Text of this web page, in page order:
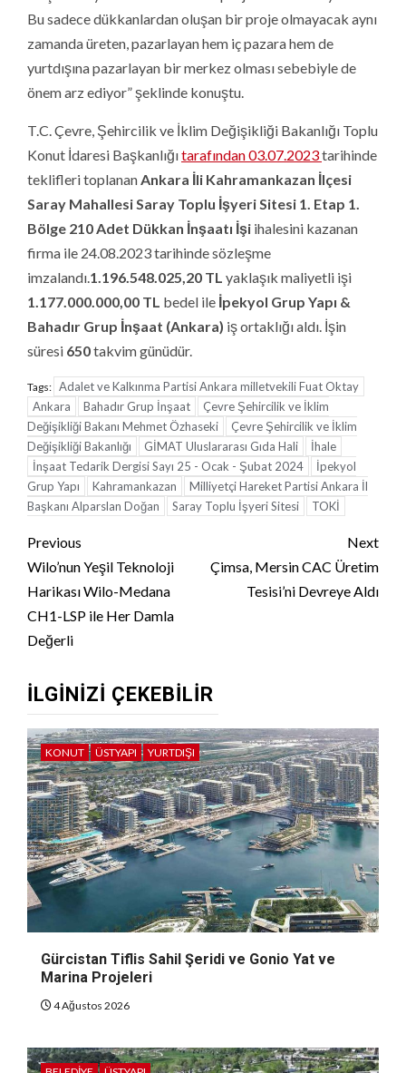
Bu sadece dükkanlardan oluşan bir proje olmayacak aynı
zamanda üreten, pazarlayan hem iç pazara hem de
yurtdışına pazarlayan bir merkez olması sebebiyle de
önem arz ediyor” şeklinde konuştu.
T.C. Çevre, Şehircilik ve İklim Değişikliği Bakanlığı Toplu
Konut İdaresi Başkanlığıtarafından 03.07.2023tarihinde
teklifleri toplananAnkara İli Kahramankazan İlçesi
Saray Mahallesi Saray Toplu İşyeri Sitesi 1. Etap 1.
Bölge 210 Adet Dükkan İnşaatı İşi ihalesini kazanan
firma ile 24.08.2023 tarihinde sözleşme
imzalandı.1.196.548.025,20 TL yaklaşık maliyetli işi
1.177.000.000,00 TL bedel ile İpekyol Grup Yapı &
Bahadır Grup İnşaat (Ankara) iş ortaklığı aldı. İşin
süresi 650takvim günüdür.
Tags: Adalet ve Kalkınma Partisi Ankara milletvekili Fuat Oktay
Ankara
Bahadır Grup İnşaat
Çevre Şehircilik ve İklim
Değişikliği Bakanı Mehmet Özhaseki
Çevre Şehircilik ve İklim
Değişikliği Bakanlığı
GİMAT Uluslararası Gıda Hali
İhale
İnşaat Tedarik Dergisi Sayı 25 - Ocak - Şubat 2024
İpekyol
Grup Yapı
Kahramankazan
Milliyetçi Hareket Partisi Ankara İl
Başkanı Alparslan Doğan
Saray Toplu İşyeri Sitesi TOKİ
Continue
Reading
Previous
Wilo’nun Yeşil Teknoloji
Harikası Wilo-Medana
CH1-LSP ile Her Damla
Değerli
Next
Çimsa, Mersin CAC Üretim
Tesisi’ni Devreye Aldı
İLGINIZI ÇEKEBILIR
KONUT ÜSTYAPI YURTDIŞI
Gürcistan Tiflis Sahil Şeridi ve Gonio Yat ve
Marina Projeleri
4 Ağustos 2026